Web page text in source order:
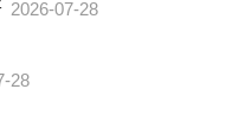
2026-07-28
28